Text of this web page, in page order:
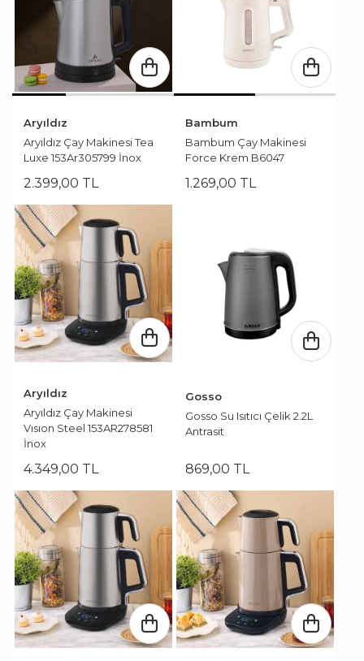
Aryıldız
Aryıldız Çay Makinesi Tea
Luxe 153Ar305799 İnox
2.399,00 TL
Bambum
Bambum Çay Makinesi
Force Krem B6047
1.269,00 TL
Aryıldız
Aryıldız Çay Makinesi
Vısıon Steel 153AR278581
İnox
4.349,00 TL
Gosso
Gosso Su Isıtıcı Çelik 2.2L
Antrasit
869,00 TL